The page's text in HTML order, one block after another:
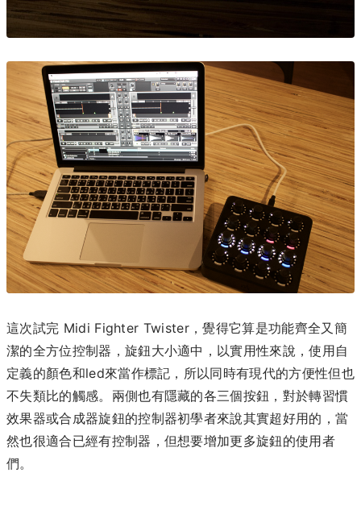
這次試完 Midi Fighter Twister，覺得它算是功能齊全又簡
潔的全方位控制器，旋鈕大小適中，以實用性來說，使用自
定義的顏色和led來當作標記，所以同時有現代的方便性但也
不失類比的觸感。兩側也有隱藏的各三個按鈕，對於轉習慣
效果器或合成器旋鈕的控制器初學者來說其實超好用的，當
然也很適合已經有控制器，但想要增加更多旋鈕的使用者
們。